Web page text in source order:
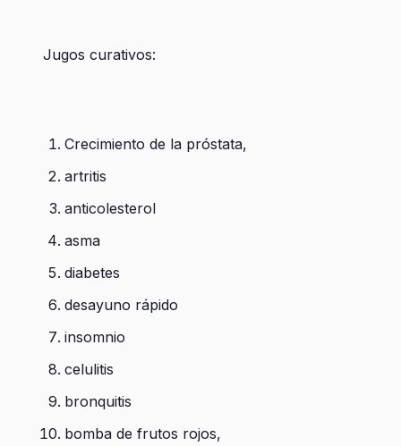
Jugos curativos:
Crecimiento de la próstata,
artritis
anticolesterol
asma
diabetes
desayuno rápido
insomnio
celulitis
bronquitis
bomba de frutos rojos,